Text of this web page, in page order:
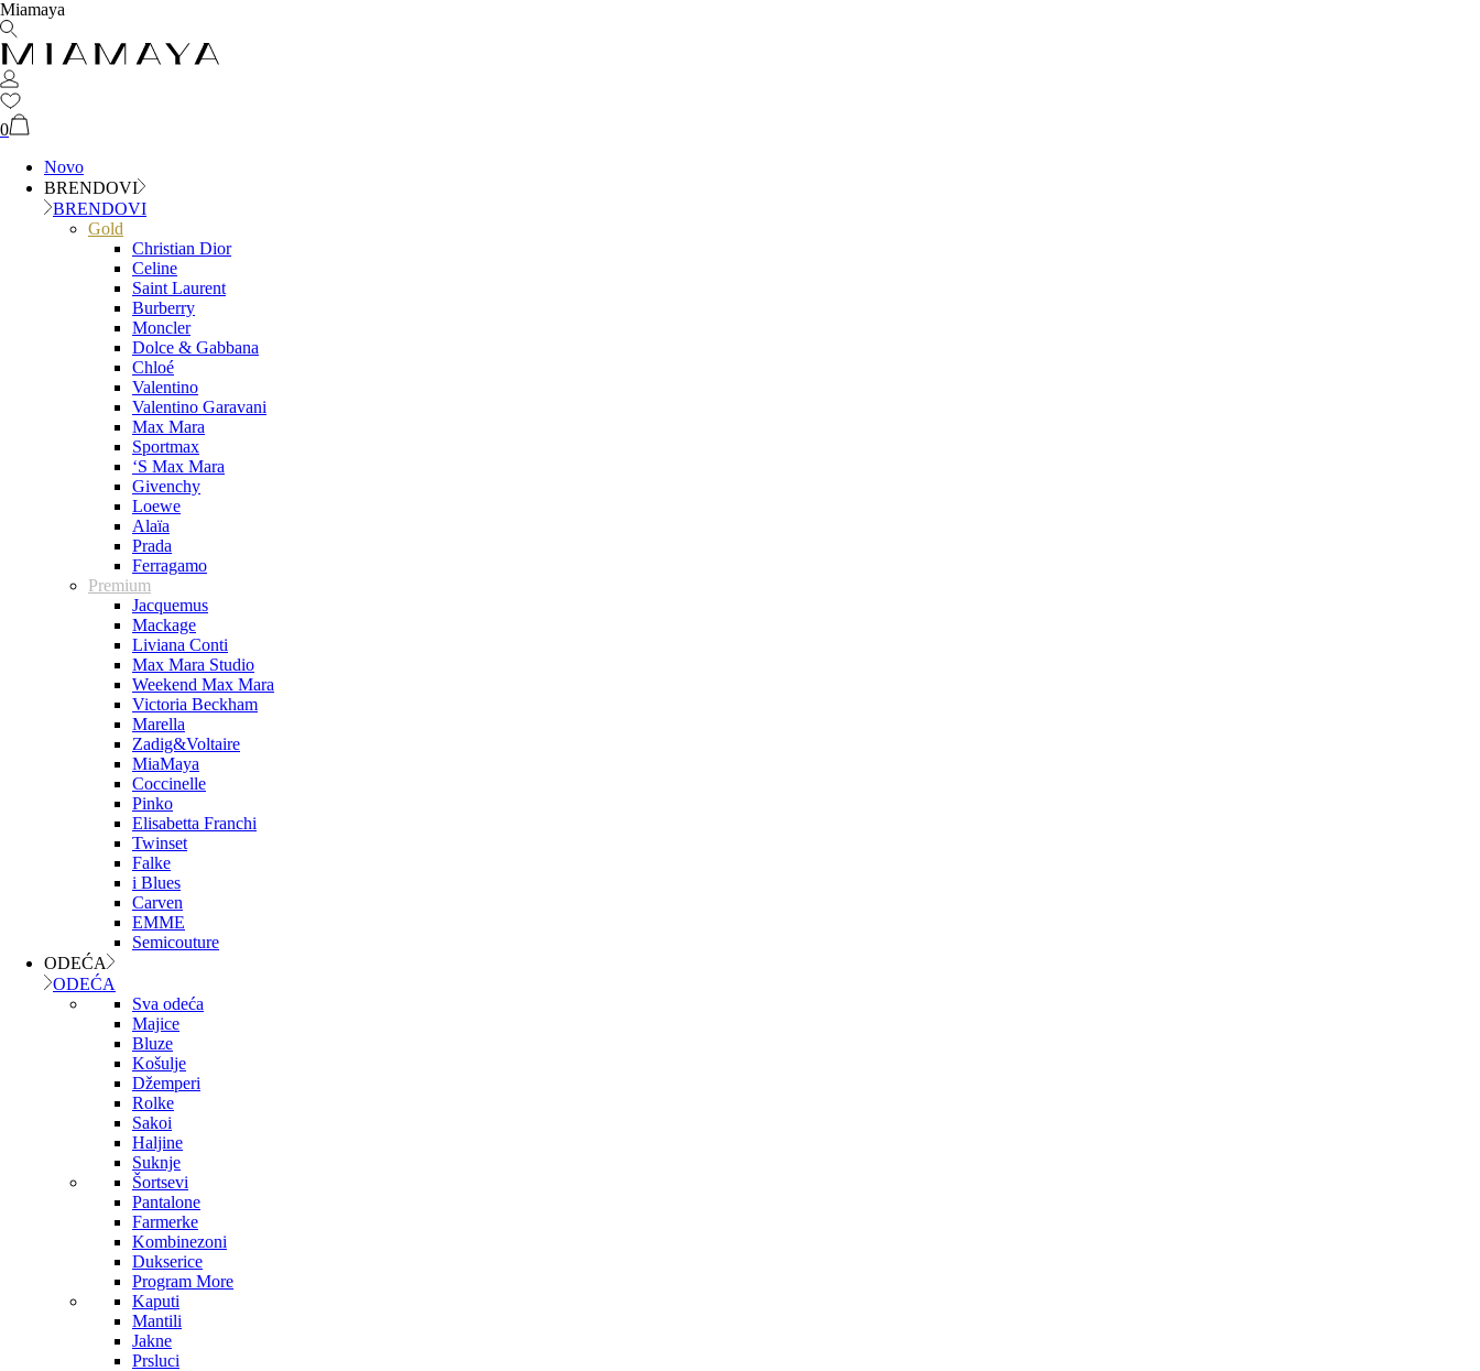
Miamaya
0
Novo
BRENDOVI
BRENDOVI
Gold
Christian Dior
Celine
Saint Laurent
Burberry
Moncler
Dolce & Gabbana
Chloé
Valentino
Valentino Garavani
Max Mara
Sportmax
‘S Max Mara
Givenchy
Loewe
Alaïa
Prada
Ferragamo
Premium
Jacquemus
Mackage
Liviana Conti
Max Mara Studio
Weekend Max Mara
Victoria Beckham
Marella
Zadig&Voltaire
MiaMaya
Coccinelle
Pinko
Elisabetta Franchi
Twinset
Falke
i Blues
Carven
EMME
Semicouture
ODEĆA
ODEĆA
Sva odeća
Majice
Bluze
Košulje
Džemperi
Rolke
Sakoi
Haljine
Suknje
Šortsevi
Pantalone
Farmerke
Kombinezoni
Dukserice
Program More
Kaputi
Mantili
Jakne
Prsluci